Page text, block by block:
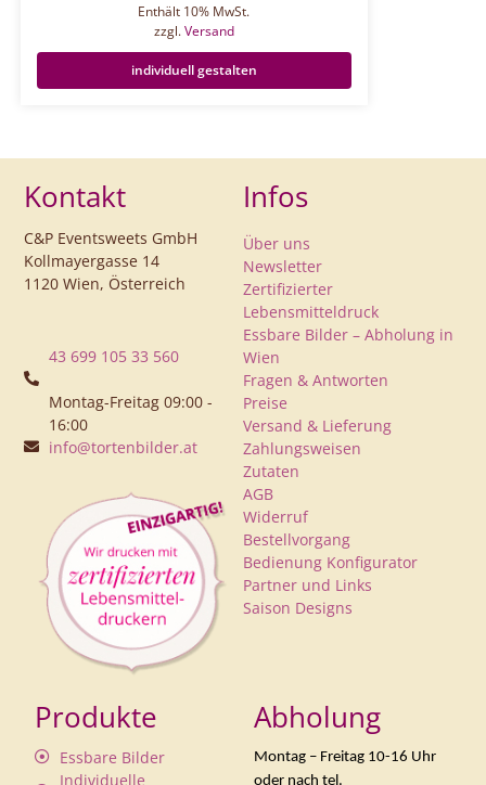
Enthält 10% MwSt.
zzgl.Versand
individuell gestalten
Kontakt
C&P Eventsweets GmbH
Kollmayergasse 14
1120 Wien, Österreich
43 699 105 33 560
Montag-Freitag 09:00 -
16:00
info@tortenbilder.at
Infos
Über uns
Newsletter
Zertifizierter
Lebensmitteldruck
Essbare Bilder – Abholung in
Wien
Fragen & Antworten
Preise
Versand & Lieferung
Zahlungsweisen
Zutaten
AGB
Widerruf
Bestellvorgang
Bedienung Konfigurator
Partner und Links
Saison Designs
Produkte
Essbare Bilder
Individuelle
Abholung
Montag – Freitag 10-16 Uhr
oder nach tel.